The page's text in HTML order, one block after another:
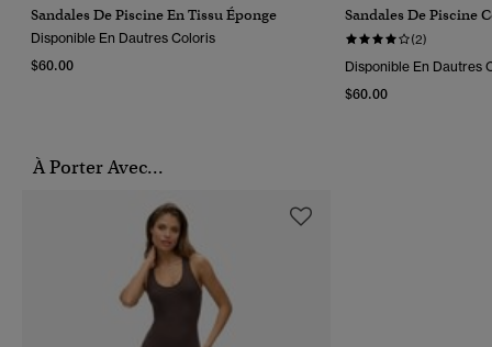
Sandales De Piscine En Tissu Éponge
Disponible En Dautres Coloris
$60.00
Sandales De Piscine
(2)
Disponible En Dautres
$60.00
À Porter Avec...